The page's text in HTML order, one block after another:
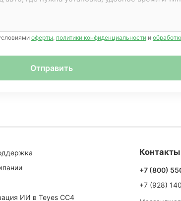
оферты, политики конфиденциальности и
Отправить
ИИ в Teyes CC4
+7 (800)
+7 (928)